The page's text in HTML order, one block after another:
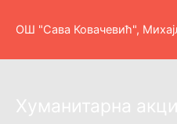
ОШ "Сава Ковачевић",
Хуманитарна